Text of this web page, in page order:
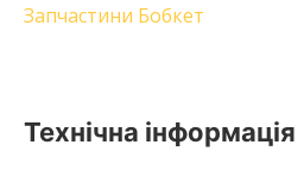
Запчастини Бобкет
Технічна інформація